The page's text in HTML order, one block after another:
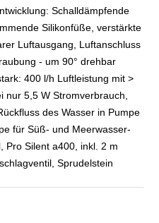
Schalldämpfende
Silikonfüße, verstärkte
Luftausgang, Luftanschluss
- um 90° drehbar
400 l/h Luftleistung mit >
nur 5,5 W Stromverbrauch,
des Wasser in Pumpe
für Süß- und Meerwasser-
Pro Silent a400, inkl. 2 m
Sprudelstein